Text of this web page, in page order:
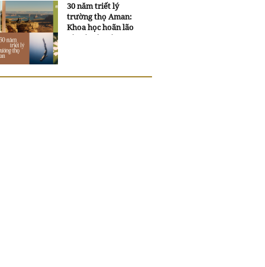
30 năm triết lý
trường thọ Aman:
Khoa học hoãn lão
và trí tuệ ngàn xưa